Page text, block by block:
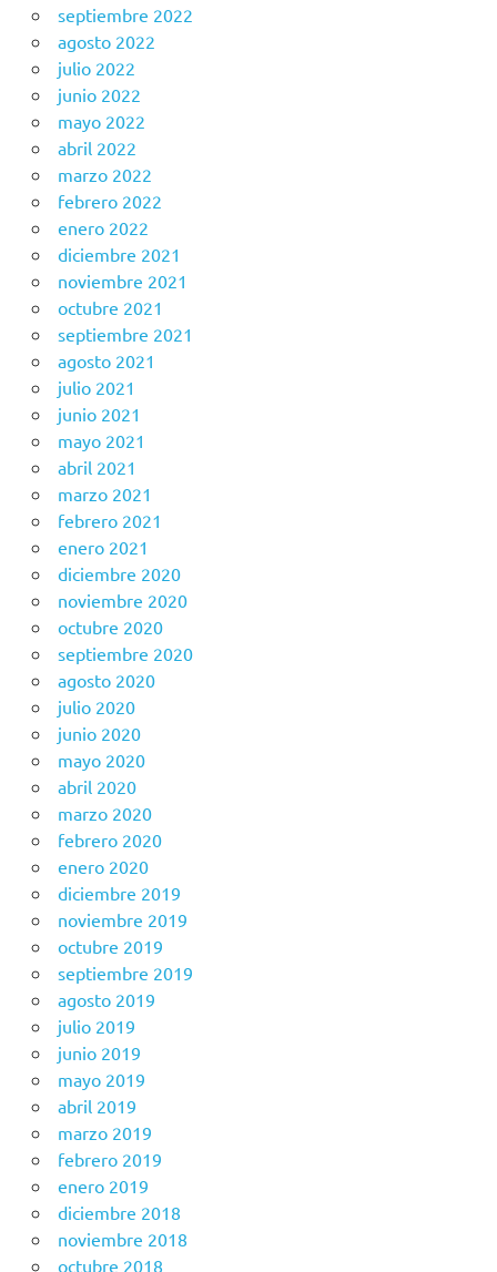
septiembre 2022
agosto 2022
julio 2022
junio 2022
mayo 2022
abril 2022
marzo 2022
febrero 2022
enero 2022
diciembre 2021
noviembre 2021
octubre 2021
septiembre 2021
agosto 2021
julio 2021
junio 2021
mayo 2021
abril 2021
marzo 2021
febrero 2021
enero 2021
diciembre 2020
noviembre 2020
octubre 2020
septiembre 2020
agosto 2020
julio 2020
junio 2020
mayo 2020
abril 2020
marzo 2020
febrero 2020
enero 2020
diciembre 2019
noviembre 2019
octubre 2019
septiembre 2019
agosto 2019
julio 2019
junio 2019
mayo 2019
abril 2019
marzo 2019
febrero 2019
enero 2019
diciembre 2018
noviembre 2018
octubre 2018